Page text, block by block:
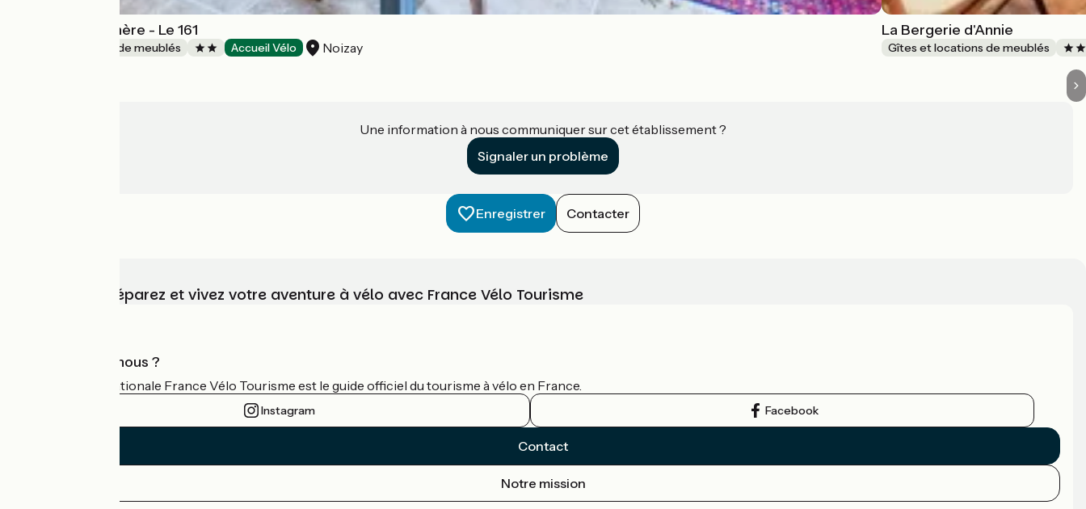
Gîtes de la Rochère - Le 161
Gîtes et locations de meublés Accueil Vélo Noizay
La Bergerie d'Annie
Gîtes et locations de meublés
Une information à nous communiquer sur cet établissement ?
Signaler un problème
Enregistrer Contacter
Choisissez, préparez et vivez votre aventure à vélo avec France Vélo Tourisme
Qui sommes-nous ?
L'association nationale France Vélo Tourisme est le guide officiel du tourisme à vélo en France.
Instagram Facebook
Contact
Notre mission